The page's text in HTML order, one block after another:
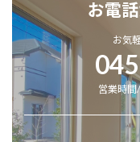
お電
お気
営業時